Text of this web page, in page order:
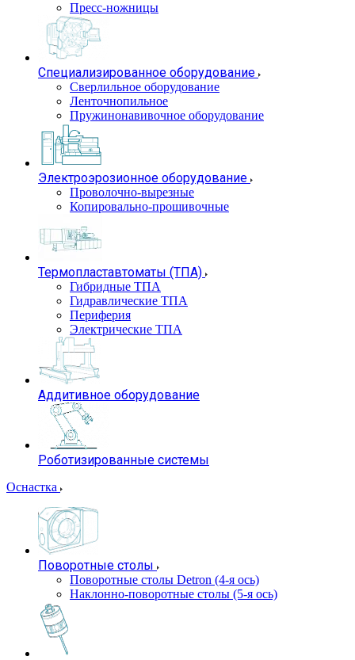
Пресс-ножницы
Специализированное оборудование
Сверлильное оборудование
Ленточнопильное
Пружинонавивочное оборудование
Электроэрозионное оборудование
Проволочно-вырезные
Копировально-прошивочные
Термопластавтоматы (ТПА)
Гибридные ТПА
Гидравлические ТПА
Периферия
Электрические ТПА
Аддитивное оборудование
Роботизированные системы
Оснастка
Поворотные столы
Поворотные столы Detron (4-я ось)
Наклонно-поворотные столы (5-я ось)